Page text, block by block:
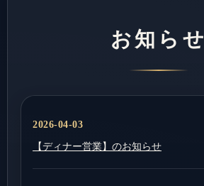
お知らせ
2026-04-03
【ディナー営業】のお知らせ